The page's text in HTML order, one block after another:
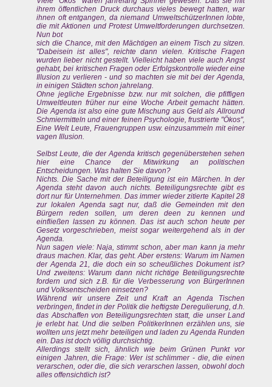
ihrem öffentlichen Druck durchaus vieles bewegt hatten, war
ihnen oft entgangen, da niemand UmweltschützerInnen lobte,
die mit Aktionen und Protest Umweltforderungen durchsetzen.
Nun bot
sich die Chance, mit den Mächtigen an einem Tisch zu sitzen.
"Dabeisein ist alles", reichte dann vielen. Kritische Fragen
wurden lieber nicht gestellt. Vielleicht haben viele auch Angst
gehabt, bei kritischen Fragen oder Erfolgskontrolle wieder eine
Illusion zu verlieren - und so machten sie mit bei der Agenda,
in einigen Städten schon jahrelang.
Ohne jegliche Ergebnisse bzw. nur mit solchen, die pfiffigen
Umweltleuten früher nur eine Woche Arbeit gemacht hätten.
Die Agenda ist also eine gute Mischung aus Geld als Allround
Schmiermitteln und einer feinen Psychologie, frustrierte "Ökos",
Eine Welt Leute, Frauengruppen usw. einzusammeln mit einer
vagen Illusion.
Selbst Leute, die der Agenda kritisch gegenüberstehen sehen
hier eine Chance der Mitwirkung an politischen
Entscheidungen. Was halten Sie davon?
Nichts. Die Sache mit der Beteiligung ist ein Märchen. In der
Agenda steht davon auch nichts. Beteiligungsrechte gibt es
dort nur für Unternehmen. Das immer wieder zitierte Kapitel 28
zur lokalen Agenda sagt nur, daß die Gemeinden mit den
Bürgern reden sollen, um deren deen zu kennen und
einfließen lassen zu können. Das ist auch schon heute per
Gesetz vorgeschrieben, meist sogar weitergehend als in der
Agenda.
Nun sagen viele: Naja, stimmt schon, aber man kann ja mehr
draus machen. Klar, das geht. Aber erstens: Warum im Namen
der Agenda 21, die doch ein so scheußliches Dokument ist?
Und zweitens: Warum dann nicht richtige Beteiligungsrechte
fordern und sich z.B. für die Verbesserung von BürgerInnen
und Volksentscheiden einsetzen?
Während wir unsere Zeit und Kraft an Agenda Tischen
verbringen, findet in der Politik die heftigste Deregulierung, d.h.
das Abschaffen von Beteiligungsrechten statt, die unser Land
je erlebt hat. Und die selben PolitikerInnen erzählen uns, sie
wollten uns jetzt mehr beteiligen und laden zu Agenda Runden
ein. Das ist doch völlig durchsichtig.
Allerdings stellt sich, ähnlich wie beim Grünen Punkt vor
einigen Jahren, die Frage: Wer ist schlimmer - die, die einen
verarschen, oder die, die sich verarschen lassen, obwohl doch
alles offensichtlich ist?